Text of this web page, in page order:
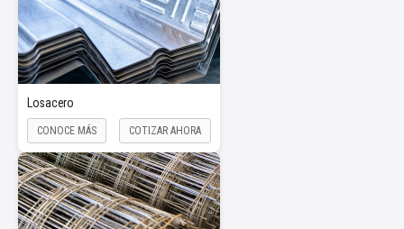
Losacero
CONOCE MÁS COTIZAR AHORA